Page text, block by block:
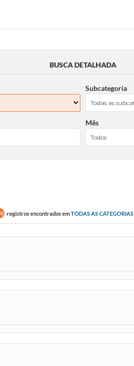
BUSCA DETALHADA
Subcategoria
Mês
registros encontrados emTODAS AS CATEGORIAS